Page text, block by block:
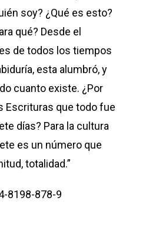
soy? ¿Qué es esto?
qué? Desde el
de todos los tiempos
esta alumbró, y
cuanto existe. ¿Por
Escrituras que todo fue
días? Para la cultura
es un número que
totalidad.”
8198-878-9